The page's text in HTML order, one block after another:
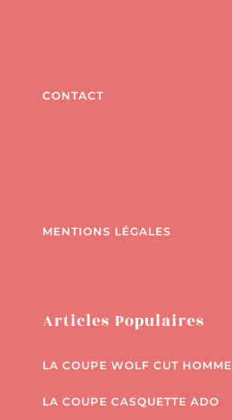
CONTACT
MENTIONS LÉGALES
Articles Populaires
LA COUPE WOLF CUT HOMME
LA COUPE CASQUETTE ADO